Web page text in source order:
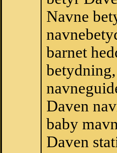
Navne
barnet
Daven
baby
Daven